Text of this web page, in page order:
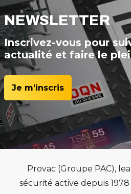
NEWSLETTER
Inscrivez-vous pour
actualité et faire le
Je m’inscris
Provac (Groupe PAC),
sécurité active depuis